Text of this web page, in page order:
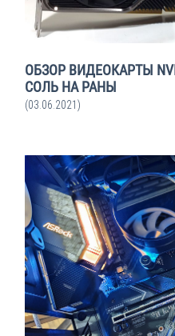
ОБЗОР ВИДЕОКАРТЫ
СОЛЬ НА РАНЫ
(03.06.2021)